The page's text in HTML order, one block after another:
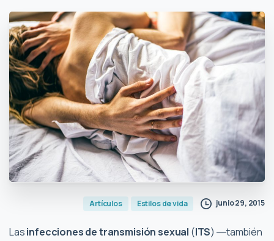
Artículos Estilos de vida junio 29, 2015
Lasinfecciones de transmisión sexual (ITS) ―también